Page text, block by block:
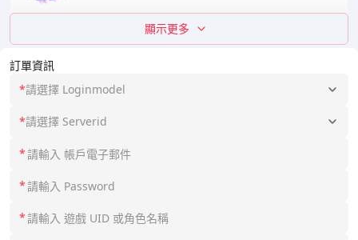
訂單資訊
*請選擇 Loginmodel
*請選擇 Serverid
*
*
*
顯示更多